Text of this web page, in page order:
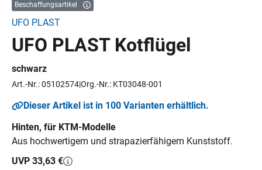
Beschaffungsartikel
UFO PLAST
UFO PLAST Kotflügel
schwarz
Art.-Nr.: 05102574Org.-Nr.: KT03048-001
Dieser Artikel ist in 100 Varianten erhältlich.
Hinten, für KTM-Modelle
Aus hochwertigem und strapazierfähigem Kunststoff.
UVP 33,63 €